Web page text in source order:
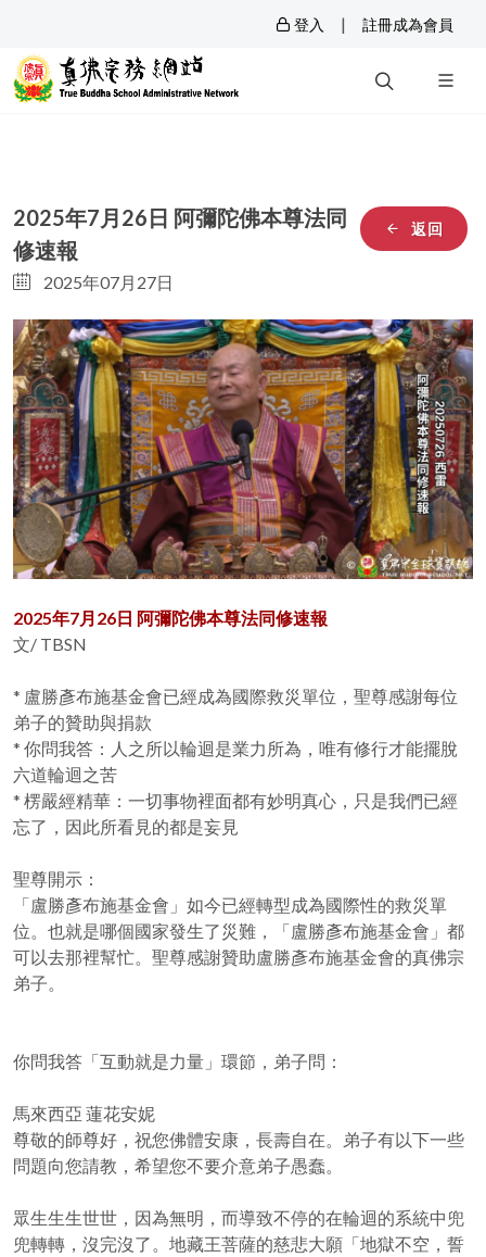
登入 | 註冊成為會員
返回
2025年7月26日 阿彌陀佛本尊法同
修速報
2025年07月27日
2025年7月26日 阿彌陀佛本尊法同修速報
文/ TBSN
* 盧勝彥布施基金會已經成為國際救災單位，聖尊感謝每位
弟子的贊助與捐款
* 你問我答：人之所以輪迴是業力所為，唯有修行才能擺脫
六道輪迴之苦
* 楞嚴經精華：一切事物裡面都有妙明真心，只是我們已經
忘了，因此所看見的都是妄見
聖尊開示：
「盧勝彥布施基金會」如今已經轉型成為國際性的救災單
位。也就是哪個國家發生了災難，「盧勝彥布施基金會」都
可以去那裡幫忙。聖尊感謝贊助盧勝彥布施基金會的真佛宗
弟子。
你問我答「互動就是力量」環節，弟子問：
馬來西亞 蓮花安妮
尊敬的師尊好，祝您佛體安康，長壽自在。弟子有以下一些
問題向您請教，希望您不要介意弟子愚蠢。
眾生生生世世，因為無明，而導致不停的在輪迴的系統中兜
兜轉轉，沒完沒了。地藏王菩薩的慈悲大願「地獄不空，誓